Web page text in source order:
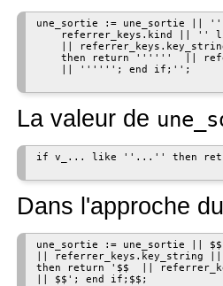
une_sortie := une_sortie
referrer_keys.kind || ''
||
then return ''''''  ||
    || ''''''; end if;'';
La valeur de
if v_... like ''...'' then
Dans l'approche
une_sortie := une_sortie ||
|| referrer_keys.key_string
then return '$$  ||
|| $$'; end if;$$;